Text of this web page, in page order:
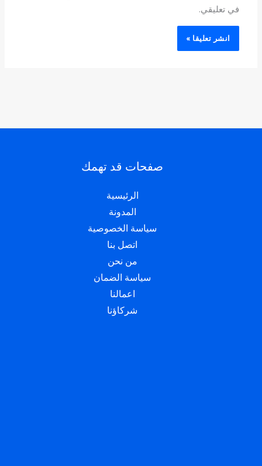
في تعليقي.
صفحات قد تهمك
الرئيسية
المدونة
سياسة الخصوصية
اتصل بنا
من نحن
سياسة الضمان
اعمالنا
شركاؤنا